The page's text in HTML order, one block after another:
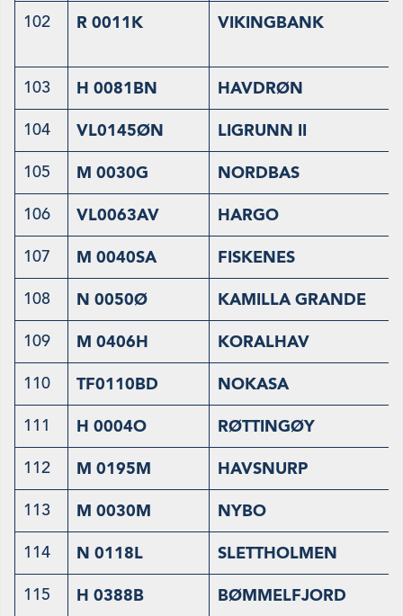
102 R 0011K VIKINGBANK
103 H 0081BN HAVDRØN
104 VL0145ØN LIGRUNN II
105 M 0030G NORDBAS
106 VL0063AV HARGO
107 M 0040SA FISKENES
108 N 0050Ø KAMILLA GRANDE
109 M 0406H KORALHAV
110 TF0110BD NOKASA
111 H 0004O RØTTINGØY
112 M 0195M HAVSNURP
113 M 0030M NYBO
114 N 0118L SLETTHOLMEN
115 H 0388B BØMMELFJORD